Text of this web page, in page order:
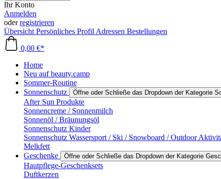
Ihr Konto
Anmelden
oderregistrieren
Übersicht Persönliches Profil Adressen Bestellungen
0,00 €*
Home
Neu auf beauty.camp
Sommer-Routine
Sonnenschutz
Öffne oder Schließe das Dropdown der Kategorie
After Sun Produkte
Sonnencreme / Sonnenmilch
Sonnenöl / Bräunungsöl
Sonnenschutz Kinder
Sonnenschutz Wassersport / Ski / Snowboard / Outdoor
Melkfett
Geschenke
Öffne oder Schließe das Dropdown der Kategorie
Hautpflege-Geschenksets
Duftkerzen